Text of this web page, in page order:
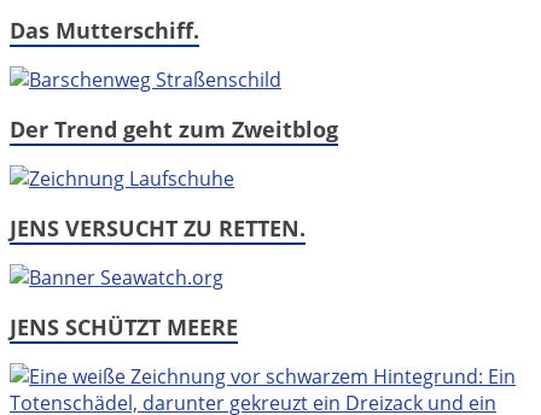
Das Mutterschiff.
Der Trend geht zum Zweitblog
JENS VERSUCHT ZU RETTEN.
JENS SCHÜTZT MEERE